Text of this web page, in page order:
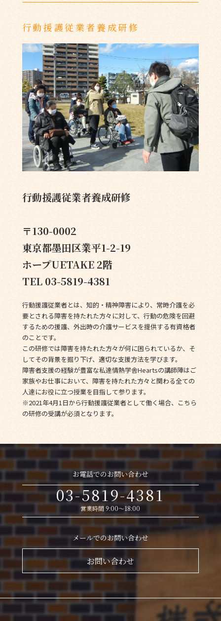
行動援護従業者養成研修
行動援護従業者養成研修
〒130-0002
東京都墨田区業平1-2-19
ホープUETAKE 2階
TEL 03-5819-4381
行動援護従業者とは、知的・精神障害により、常時介護を必
要とされる障害を持たれた方々に対して、行動の危険を回避
するための援護、外出時の介護サービスを提供する有資格者
のことです。
この研修では障害を持たれた方々が何に困られているか、そ
してその背景を掘り下げ、適切な支援方法を学びます。
障害者支援の経験が豊富な私達情熱学舎Heartsの講師陣はご
家族やお仕事において、障害を持たれた方々と関わる全ての
人達にお役に立つ授業を目指して参ります。
※2021年4月1日から行動援護従業者として働く場合、こちら
の研修の受講が必須となります。
お電話でのお問い合わせ
03-5819-4381
営業時間 9:00～18:00
メールでのお問い合わせ
お問い合わせ